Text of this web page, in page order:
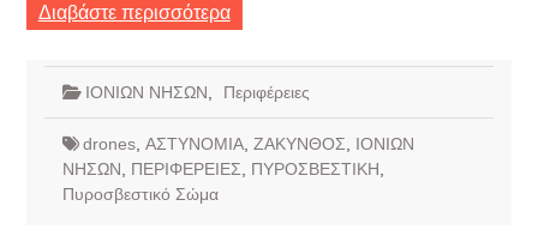
Διαβάστε περισσότερα
ΙΟΝΙΩΝ ΝΗΣΩΝ Περιφέρειες
drones, ΑΣΤΥΝΟΜΙΑ, ΖΑΚΥΝΘΟΣ
ΙΟΝΙΩΝ
ΝΗΣΩΝ
ΠΕΡΙΦΕΡΕΙΕΣ ΠΥΡΟΣΒΕΣΤΙΚΗ
Πυροσβεστικό Σώμα